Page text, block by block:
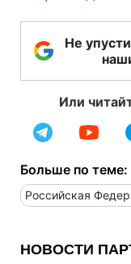
Не
Или
Больше по теме:
Российская